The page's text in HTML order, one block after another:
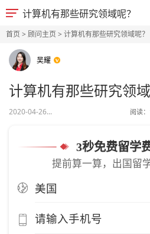
计算机有那些研究领域呢？
首页> 顾问主页> 计算机有那些研究领域呢？
吴耀
计算机有那些研究领域
2020-04-26... 阅读：
3秒免费留学
提前算一算，出国留